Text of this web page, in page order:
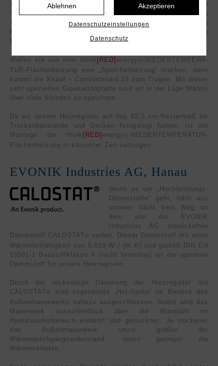
ausschließlich die von Knauf entwickelte Gipskartonplatte
Thermoboard Plus GKF. Diese Platte wird bei
Trockenbausystemen als Beplankung von
Flächenheizsystemen eingesetzt, die eine gute
Wärmeleitfähigkeit erfordern.
Wollen sie aus ihrer think [RED] energy ® -NIE­DER­TEM­PERA­
TUR-Flächen­heizung eine „Speicherheizung“ machen, dann
kommt die Knauf – Comfortboard 23 zum Tragen. Mit dieser
sehr speziellen Gipskartonplatte sind wir in der Lage Wärme
über viele Stunden zu speichern.
Da wir unsere Heizregister auf das 62,5 cm-Rastermaß für
Trockenbauwände und Decken festgelegt haben, ist die
Montage der think [RED] energy ® -NIE­DER­TEM­PERA­TUR-
Flächen­heizung in kürzester Zeit vollzogen.
EVONIK Industries AG, Hanau
Wenn es um „Hochleistungs-
Dämmstoffe“ geht, führt aus
unserer Sicht kein Weg an
dem von der EVONIK
Industries AG entwickelten
Dämmstoff CALOSTAT ®
vorbei. Dieser Dämmstoff mit einer
Wärmeleitfähigkeit von 0,019 W / (m K) und gemäß DIN EN
13501-1 Baustoffklasse A (nicht brennbar) ist der optimale
Dämmstoff für unsere Heizregister.
Durch die rückseitige Dämmung der Heizregister mit
CALOSTAT ®
sind sogenannte „Hot-Spots“ im Bereich des
Außenmauerwerks nahezu ausgeschlossen. Somit wird das
Mauerwerk ausschließlich über die Warmluft im
Hypokaustenbereich erwärmt und getrocknet. Je trockener
das Außenmauerwerk umso größer der
Wärmedurchgangswiderstand, umso geringer die
Wärmeverluste.
Ablehnen Akzeptieren
Datenschutzeinstellungen
Datenschutz